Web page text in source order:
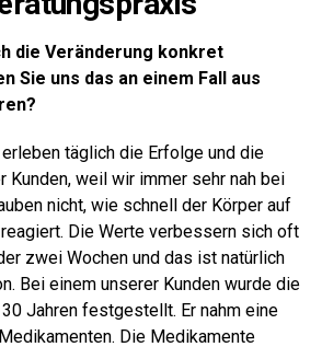
die Veränderung konkret
Sie uns das an einem Fall aus
erleben täglich die Erfolge und die
Kunden, weil wir immer sehr nah bei
nicht, wie schnell der Körper auf
Die Werte verbessern sich oft
zwei Wochen und das ist natürlich
Bei einem unserer Kunden wurde die
Jahren festgestellt. Er nahm eine
Die Medikamente